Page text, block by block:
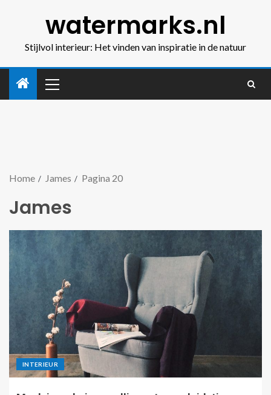
watermarks.nl
Stijlvol interieur: Het vinden van inspiratie in de natuur
Home James Pagina 20
James
INTERIEUR